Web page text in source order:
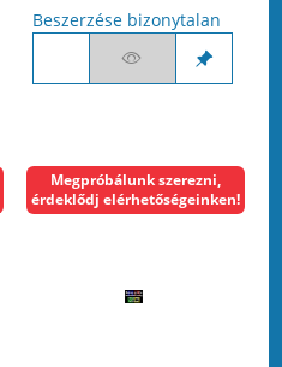
Beszerzése bizonytalan
Megpróbálunk szerezni,
érdeklődj elérhetőségeinken!